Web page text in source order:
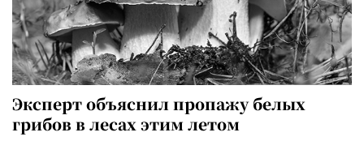
Эксперт объяснил пропажу белых
грибов в лесах этим летом